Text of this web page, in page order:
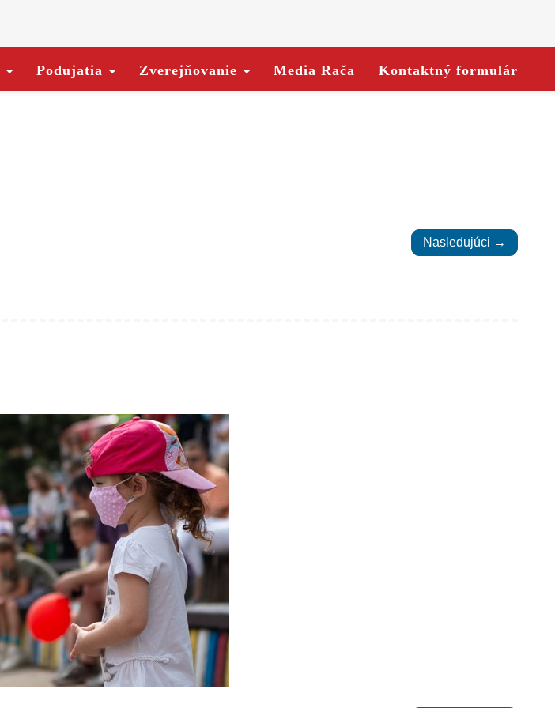
Podujatia Zverejňovanie Media Rača Kontaktný formulár
Nasledujúci →